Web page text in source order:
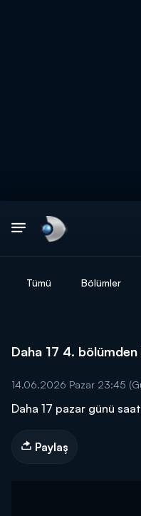
Tümü Bölümler
Daha 17 4.
14.06.2026 Pazar 23:45
Daha 17 pazar günü
Paylaş